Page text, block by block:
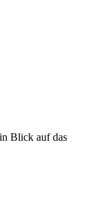
Blick auf das